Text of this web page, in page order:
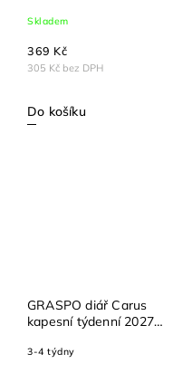
Skladem
305 Kč bez DPH
369 Kč
Do košíku
GRASPO diář Carus
kapesní týdenní 2027
3-4 týdny